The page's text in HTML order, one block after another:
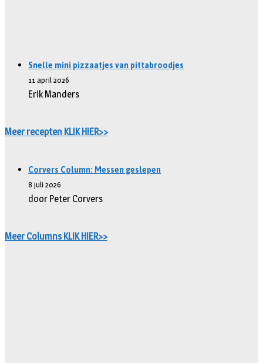
Snelle mini pizzaatjes van pittabroodjes
11 april 2026
Erik Manders
Meer recepten KLIK HIER>>
Corvers Column: Messen geslepen
8 juli 2026
door Peter Corvers
Meer Columns KLIK HIER>>